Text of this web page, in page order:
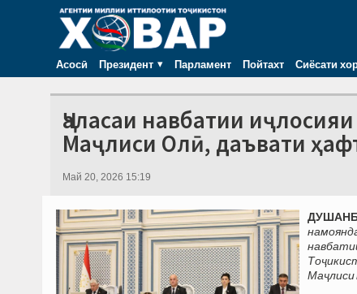
Асосӣ Президент Парламент Пойтахт Сиёсати
Ҷаласаи навбатии
Маҷлиси Олӣ, даъвати
Май 20, 2026 15:19
Маҷлиси